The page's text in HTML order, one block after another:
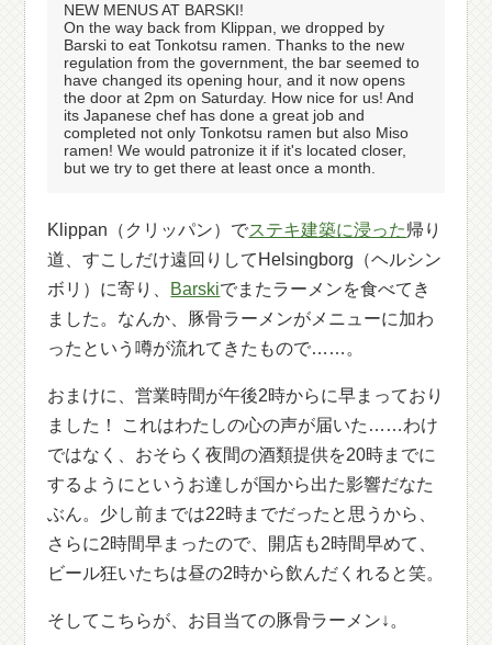
NEW MENUS AT BARSKI!
On the way back from Klippan, we dropped by
Barski to eat Tonkotsu ramen. Thanks to the new
regulation from the government, the bar seemed to
have changed its opening hour, and it now opens
the door at 2pm on Saturday. How nice for us! And
its Japanese chef has done a great job and
completed not only Tonkotsu ramen but also Miso
ramen! We would patronize it if it's located closer,
but we try to get there at least once a month.
Klippan（クリッパン）でステキ建築に浸った帰り
道、すこしだけ遠回りしてHelsingborg（ヘルシン
ボリ）に寄り、 Barskiでまたラーメンを食べてき
ました。なんか、豚骨ラーメンがメニューに加わ
ったという噂が流れてきたもので……。
おまけに、営業時間が午後2時からに早まっており
ました！ これはわたしの心の声が届いた……わけ
ではなく、おそらく夜間の酒類提供を20時までに
するようにというお達しが国から出た影響だなた
ぶん。少し前までは22時までだったと思うから、
さらに2時間早まったので、開店も2時間早めて、
ビール狂いたちは昼の2時から飲んだくれると笑。
そしてこちらが、お目当ての豚骨ラーメン↓。